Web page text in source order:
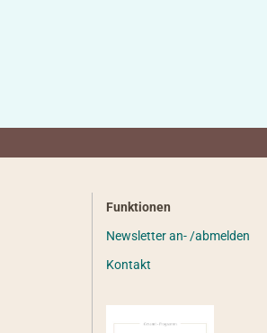
Funktionen
Newsletter an- /abmelden
Kontakt